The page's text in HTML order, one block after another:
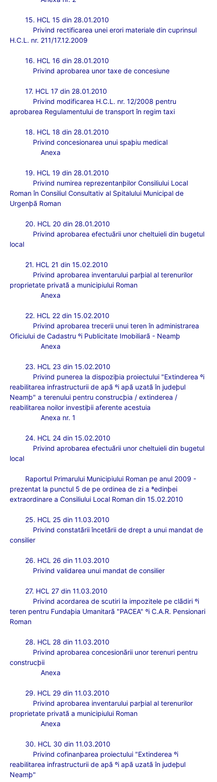
15. HCL 15 din 28.01.2010
Privind rectificarea unei erori materiale din cuprinsul
H.C.L. nr. 211/17.12.2009
16. HCL 16 din 28.01.2010
Privind aprobarea unor taxe de concesiune
17. HCL 17 din 28.01.2010
Privind modificarea H.C.L. nr. 12/2008 pentru
aprobarea Regulamentului de transport în regim taxi
18. HCL 18 din 28.01.2010
Privind concesionarea unui spaþiu medical
Anexa
19. HCL 19 din 28.01.2010
Privind numirea reprezentanþilor Consiliului Local
Roman în Consiliul Consultativ al Spitalului Municipal de
Urgenþã Roman
20. HCL 20 din 28.01.2010
Privind aprobarea efectuãrii unor cheltuieli din bugetul
local
21. HCL 21 din 15.02.2010
Privind aprobarea inventarului parþial al terenurilor
proprietate privatã a municipiului Roman
Anexa
22. HCL 22 din 15.02.2010
Privind aprobarea trecerii unui teren în administrarea
Oficiului de Cadastru ºi Publicitate Imobiliarã - Neamþ
Anexa
23. HCL 23 din 15.02.2010
Privind punerea la dispoziþia proiectului "Extinderea ºi
reabilitarea infrastructurii de apã ºi apã uzatã în judeþul
Neamþ" a terenului pentru construcþia / extinderea /
reabilitarea noilor investiþii aferente acestuia
Anexa nr. 1
24. HCL 24 din 15.02.2010
Privind aprobarea efectuãrii unor cheltuieli din bugetul
local
Raportul Primarului Municipiului Roman pe anul 2009 -
prezentat la punctul 5 de pe ordinea de zi a ªedinþei
extraordinare a Consiliului Local Roman din 15.02.2010
25. HCL 25 din 11.03.2010
Privind constatãrii încetãrii de drept a unui mandat de
consilier
26. HCL 26 din 11.03.2010
Privind validarea unui mandat de consilier
27. HCL 27 din 11.03.2010
Privind acordarea de scutiri la impozitele pe clãdiri ºi
teren pentru Fundaþia Umanitarã "PACEA" ºi C.A.R. Pensionari
Roman
28. HCL 28 din 11.03.2010
Privind aprobarea concesionãrii unor terenuri pentru
construcþii
Anexa
29. HCL 29 din 11.03.2010
Privind aprobarea inventarului parþial al terenurilor
proprietate privatã a municipiului Roman
Anexa
30. HCL 30 din 11.03.2010
Privind cofinanþarea proiectului "Extinderea ºi
reabilitarea infrastructurii de apã ºi apã uzatã în judeþul
Neamþ"